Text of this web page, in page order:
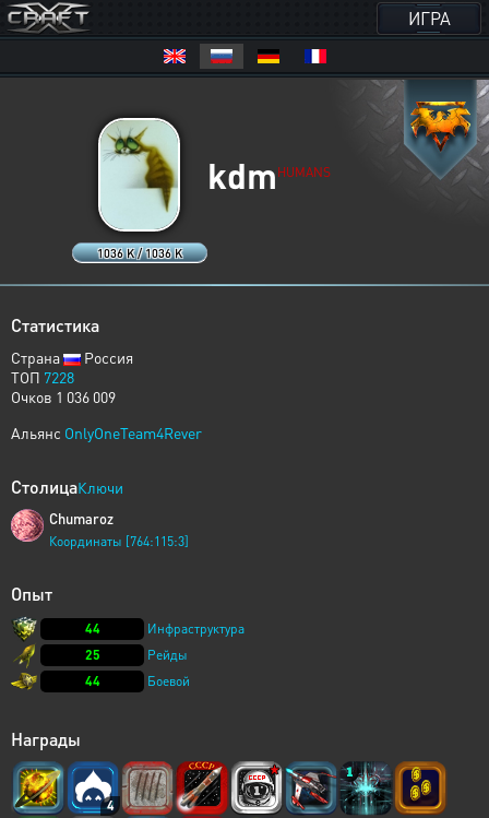
ИГРА
1036 K / 1036 K
kdm HUMANS
Статистика
Страна
Россия
ТОП 7228
Очков 1 036 009
Альянс OnlyOneTeam4Rever
СтолицаКлючи
Chumaroz
Координаты [764:115:3]
Опыт
44
Инфраструктура
25
Рейды
44
Боевой
Награды
4